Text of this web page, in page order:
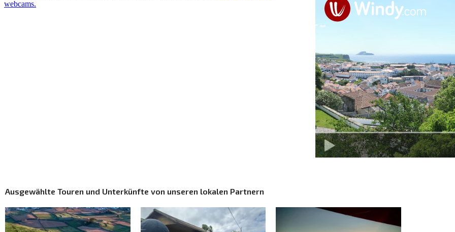
Ausgewählte Touren und Unterkünfte von unseren lokalen Partnern